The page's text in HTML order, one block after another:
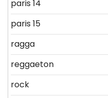
paris 14
paris 15
ragga
reggaeton
rock